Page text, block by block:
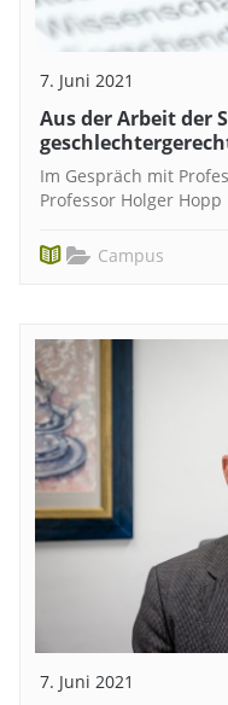
7. Juni 2021
Aus der Arbeit der
Im Gespräch mit
Professor Holger Hopp
Campus
7. Juni 2021